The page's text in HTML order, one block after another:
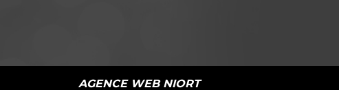
AGENCE WEB NIORT